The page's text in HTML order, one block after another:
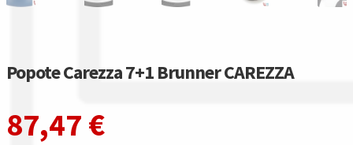
Garanzia del produttore
Pagamenti
Popote Carezza 7+1 Brunner CAREZZA
87,47 €